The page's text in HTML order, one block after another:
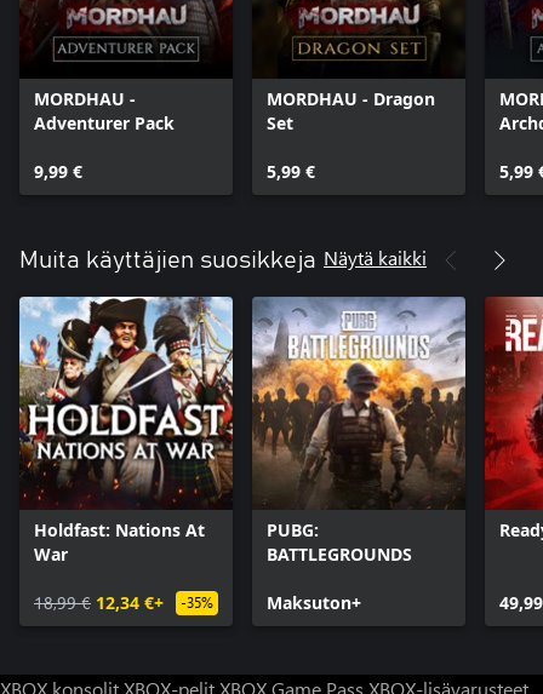
MORDHAU -
Adventurer Pack
9,99 €
MORDHAU - Dragon
Set
5,99 € 5,99
Muita käyttäjien suosikkeja Näytä kaikki
Holdfast: Nations At
War
18,99 € 12,34 €+ -35%
PUBG:
BATTLEGROUNDS
Maksuton+